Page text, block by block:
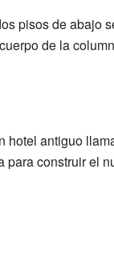
pisos de abajo
de la
hotel antiguo
construir el